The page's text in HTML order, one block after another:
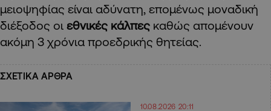
μειοψηφίας είναι αδύνατη, επομένως μοναδική
διέξοδος οι εθνικές κάλπες καθώς απομένουν
ακόμη 3 χρόνια προεδρικής θητείας.
ΣΧΕΤΙΚΑ ΑΡΘΡΑ
10.08.2026 20:11